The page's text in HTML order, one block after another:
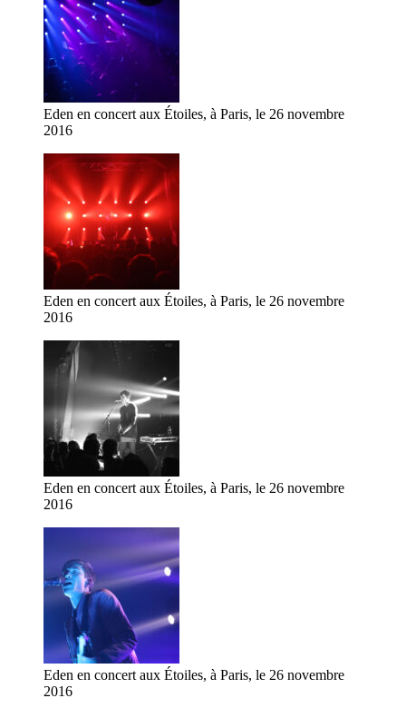
Eden en concert aux Étoiles, à Paris, le 26 novembre
2016
Eden en concert aux Étoiles, à Paris, le 26 novembre
2016
Eden en concert aux Étoiles, à Paris, le 26 novembre
2016
Eden en concert aux Étoiles, à Paris, le 26 novembre
2016